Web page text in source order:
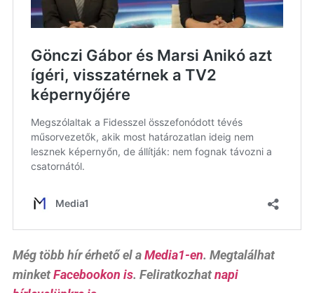
Még több hír érhető el aMedia1-en. Megtalálhat
minketFacebookon is. Feliratkozhatnapi